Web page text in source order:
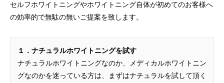
セルフホワイトニングやホワイトニング自体が初めてのお客様へ
の効率的で無駄の無いご提案を致します。
１．ナチュラルホワイトニングを試す
ナチュラルホワイトニングなのか、メディカルホワイトニン
グなのかを迷っている方は、まずはナチュラルを試して頂く